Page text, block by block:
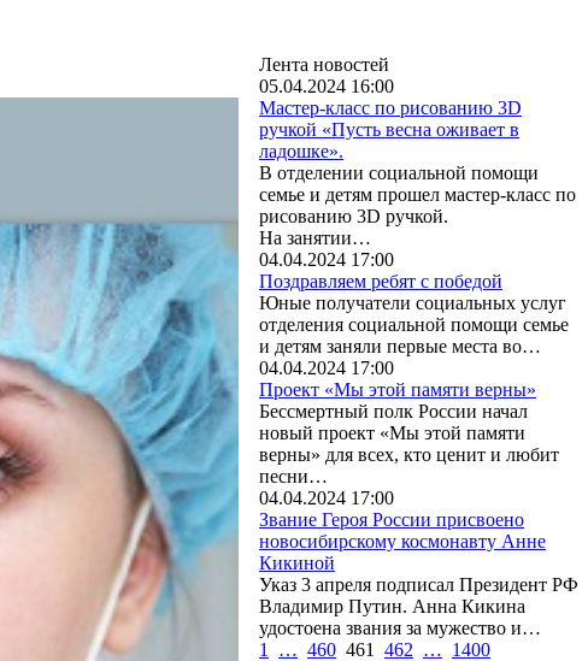
Лента новостей
05.04.2024 16:00
Мастер-класс по рисованию 3D
ручкой «Пусть весна оживает в
ладошке».
В отделении социальной помощи
семье и детям прошел мастер-класс по
рисованию 3D ручкой.
На занятии…
04.04.2024 17:00
Поздравляем ребят с победой
Юные получатели социальных услуг
отделения социальной помощи семье
и детям заняли первые места во…
04.04.2024 17:00
Проект «Мы этой памяти верны»
Бессмертный полк России начал
новый проект «Мы этой памяти
верны» для всех, кто ценит и любит
песни…
04.04.2024 17:00
Звание Героя России присвоено
новосибирскому космонавту Анне
Кикиной
Указ 3 апреля подписал Президент РФ
Владимир Путин. Анна Кикина
удостоена звания за мужество и…
1
… 460 461 462 … 1400